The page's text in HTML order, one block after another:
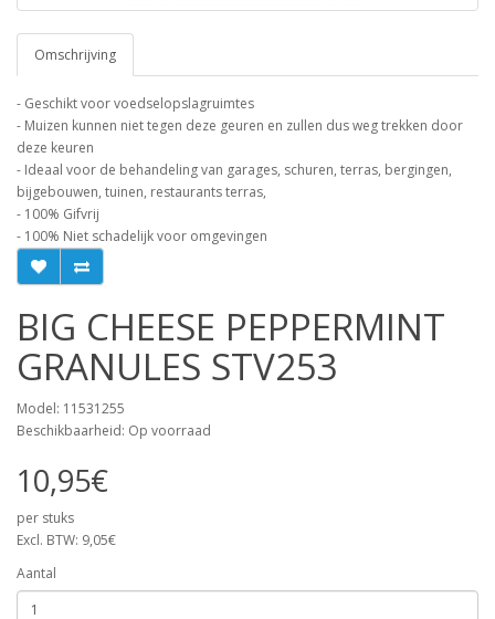
Omschrijving
- Geschikt voor voedselopslagruimtes
- Muizen kunnen niet tegen deze geuren en zullen dus weg trekken door
deze keuren
- Ideaal voor de behandeling van garages, schuren, terras, bergingen,
bijgebouwen, tuinen, restaurants terras,
- 100% Gifvrij
- 100% Niet schadelijk voor omgevingen
BIG CHEESE PEPPERMINT
GRANULES STV253
Model: 11531255
Beschikbaarheid: Op voorraad
10,95€
per stuks
Excl. BTW: 9,05€
Aantal